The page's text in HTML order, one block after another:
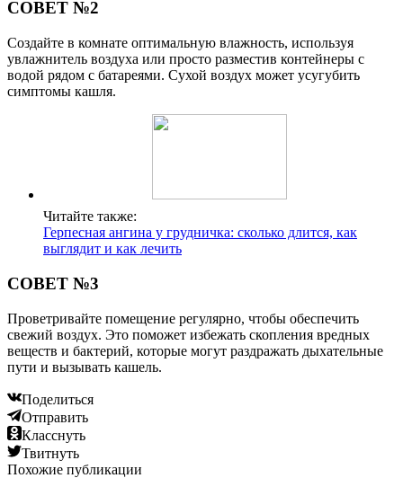
СОВЕТ №2
Создайте в комнате оптимальную влажность, используя
увлажнитель воздуха или просто разместив контейнеры с
водой рядом с батареями. Сухой воздух может усугубить
симптомы кашля.
Читайте также:
Герпесная ангина у грудничка: сколько длится, как
выглядит и как лечить
СОВЕТ №3
Проветривайте помещение регулярно, чтобы обеспечить
свежий воздух. Это поможет избежать скопления вредных
веществ и бактерий, которые могут раздражать дыхательные
пути и вызывать кашель.
Поделиться
Отправить
Класснуть
Твитнуть
Похожие публикации